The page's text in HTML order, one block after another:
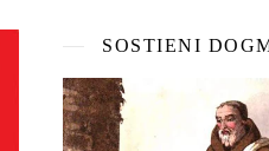
SOSTIENI